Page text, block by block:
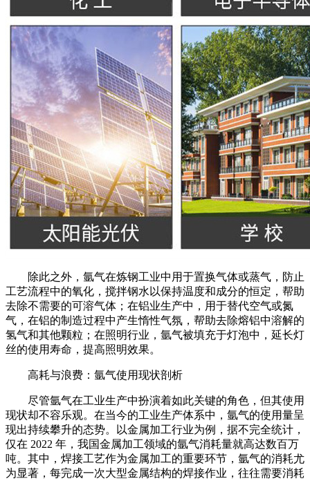
除此之外，氩气在炼钢工业中用于置换气体或蒸气，防止
工艺流程中的氧化，搅拌钢水以保持温度和成分的恒定，帮助
去除不需要的可溶气体；在铝业生产中，用于替代空气或氮
气，在铝的制造过程中产生惰性气氛，帮助去除熔铝中溶解的
氢气和其他颗粒；在照明行业，氩气被填充于灯泡中，延长灯
丝的使用寿命，提高照明效果。
高耗与浪费：氩气使用现状剖析
尽管氩气在工业生产中扮演着如此关键的角色，但其使用
现状却不容乐观。在当今的工业生产体系中，氩气的使用量呈
现出持续攀升的态势。以金属加工行业为例，据不完全统计，
仅在 2022 年，我国金属加工领域的氩气消耗量就高达数百万
吨。其中，焊接工艺作为金属加工的重要环节，氩气的消耗尤
为显著，每完成一次大型金属结构的焊接作业，往往需要消耗